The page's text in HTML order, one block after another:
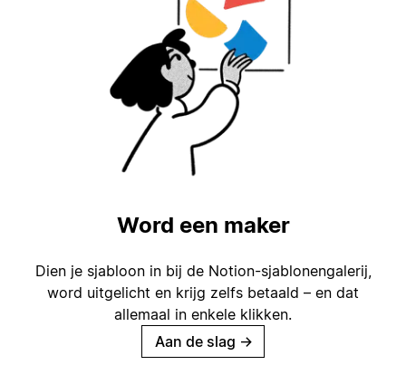
Word een maker
Dien je sjabloon in bij de Notion-sjablonengalerij,
word uitgelicht en krijg zelfs betaald – en dat
allemaal in enkele klikken.
Aan de slag →